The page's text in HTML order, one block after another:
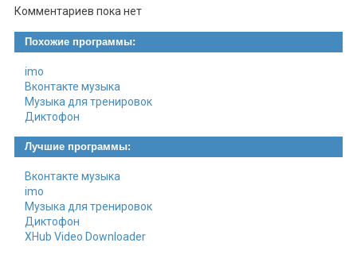
Комментариев пока нет
Похожие программы:
imo
Вконтакте музыка
Музыка для тренировок
Диктофон
Лучшие программы:
Вконтакте музыка
imo
Музыка для тренировок
Диктофон
XHub Video Downloader